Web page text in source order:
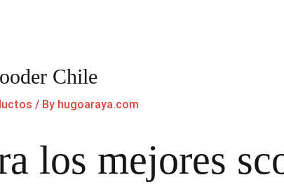
Chile
/ By hugoaraya.com
los mejores